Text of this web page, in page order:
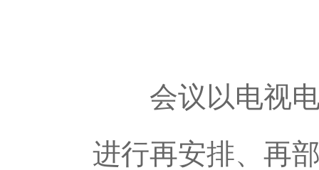
会议以电视电
进行再安排、再